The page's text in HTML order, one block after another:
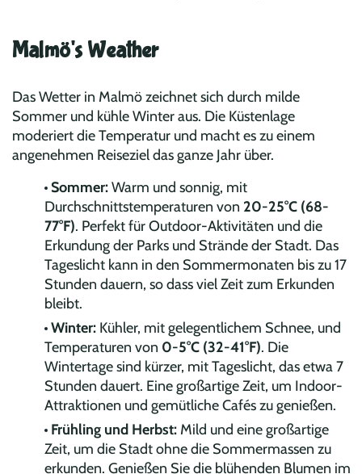
Malmö's Weather
Das Wetter in Malmö zeichnet sich durch milde
Sommer und kühle Winter aus. Die Küstenlage
moderiert die Temperatur und macht es zu einem
angenehmen Reiseziel das ganze Jahr über.
Sommer:Warm und sonnig, mit
Durchschnittstemperaturen von 20-25°C (68-
77°F). Perfekt für Outdoor-Aktivitäten und die
Erkundung der Parks und Strände der Stadt. Das
Tageslicht kann in den Sommermonaten bis zu 17
Stunden dauern, so dass viel Zeit zum Erkunden
bleibt.
Winter: Kühler, mit gelegentlichem Schnee, und
Temperaturen von 0-5°C (32-41°F). Die
Wintertage sind kürzer, mit Tageslicht, das etwa 7
Stunden dauert. Eine großartige Zeit, um Indoor-
Attraktionen und gemütliche Cafés zu genießen.
Frühling und Herbst: Mild und eine großartige
Zeit, um die Stadt ohne die Sommermassen zu
erkunden. Genießen Sie die blühenden Blumen im